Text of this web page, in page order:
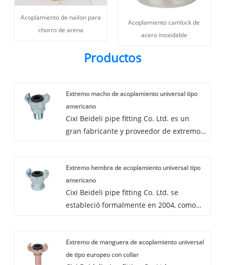
Acoplamiento de nailon para
chorro de arena
Acoplamiento camlock de
acero inoxidable
Productos
Extremo macho de acoplamiento universal tipo
americano
Cixi Beideli pipe fitting Co. Ltd. es un
gran fabricante y proveedor de extremo
de 20 años en la abrazadera de
manguera y el acoplamiento de
manguera. Nuestros productos tienen
una buena ventaja de precio y cubren la
construir una relación a largo plazo con
usted.
Extremo hembra de acoplamiento universal tipo
americano
Cixi Beideli pipe fitting Co. Ltd. se
estableció formalmente en 2004, como
universal de tipo estadounidense de
China y fábrica de extremos hembra de
Extremo de manguera de acoplamiento universal
de tipo europeo con collar